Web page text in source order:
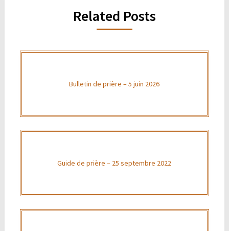
Related Posts
Bulletin de prière – 5 juin 2026
Guide de prière – 25 septembre 2022